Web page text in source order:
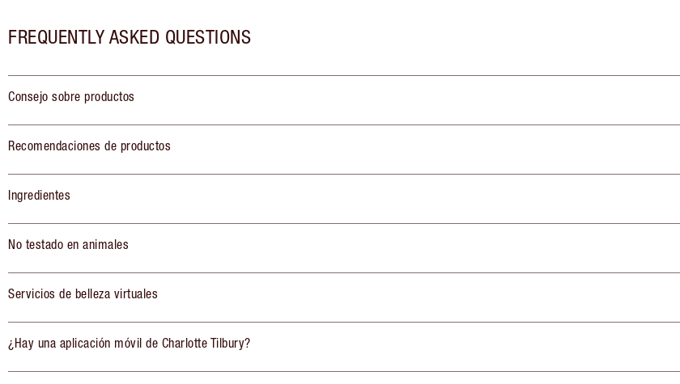
FREQUENTLY ASKED QUESTIONS
Consejo sobre productos
Recomendaciones de productos
Ingredientes
No testado en animales
Servicios de belleza virtuales
¿Hay una aplicación móvil de Charlotte Tilbury?